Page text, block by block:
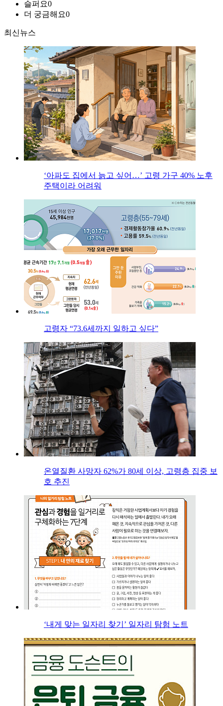
슬퍼요0
더 궁금해요0
최신뉴스
‘아파도 집에서 늙고 싶어…’ 고령 가구 40% 노후
주택이라 어려워
고령자 “73.6세까지 일하고 싶다”
온열질환 사망자 62%가 80세 이상, 고령층 집중 보
호 추진
‘내게 맞는 일자리 찾기’ 일자리 탐험 노트